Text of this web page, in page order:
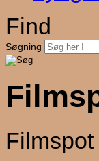
Find
Søgning